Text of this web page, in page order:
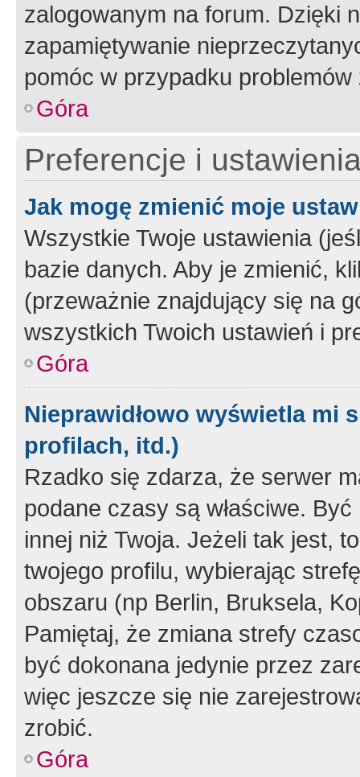
zalogowanym na forum. Dzięki
zapamiętywanie
pomóc w przypadku
Góra
Preferencje i
Jak mogę zmienić moje
Wszystkie Twoje ustawienia
bazie danych. Aby je zmienić,
(przeważnie znajdujący się na
wszystkich Twoich ustawień i
Góra
Nieprawidłowo wyświetla mi
profilach, itd.)
Rzadko się zdarza, że serwer
podane czasy są właściwe.
innej niż Twoja. Jeżeli tak jest,
twojego profilu, wybierając
obszaru (np Berlin, Bruksela,
Pamiętaj, że zmiana strefy
być dokonana jedynie przez
więc jeszcze się nie
zrobić.
Góra